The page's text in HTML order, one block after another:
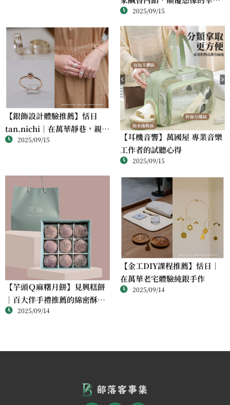
滋味2025/09/15
【銀飾設計體驗推薦】恬日
tan.nichi｜在萬華靜巷，親手
完成屬於自己的銀戒
2025/09/15
【耳機音響】萬國屋 專業音樂
工作者的試聽心得
2025/09/15
【芋頭Ｑ麻糬月餅】見興糕餅
｜百大伴手禮推薦的綿密酥香
新體驗2025/09/14
【金工DIY課程推薦】恬日｜
在萬華老宅體驗純銀手作
2025/09/14